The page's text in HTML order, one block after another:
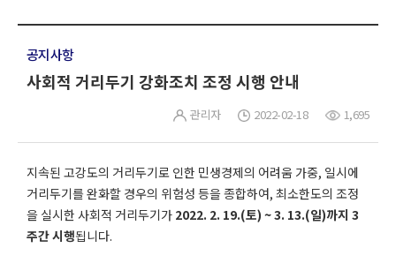
공지사항
사회적 거리두기 강화조치 조정 시행 안내
관리자 2022-02-18 1,695
지속된 고강도의 거리두기로 인한 민생경제의 어려움 가중, 일시에
거리두기를 완화할 경우의 위험성 등을 종합하여, 최소한도의 조정
을 실시한 사회적 거리두기가 2022. 2. 19.(토) ~ 3. 13.(일)까지 3
주간 시행됩니다.